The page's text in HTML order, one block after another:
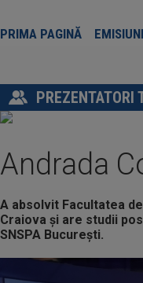
PRIMA PAGINĂ EMISIUNI
PREZENTATORI
Andrada
A absolvit Facultatea
Craiova și are studii
SNSPA București.